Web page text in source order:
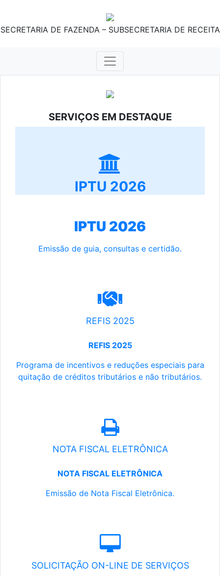
SECRETARIA DE FAZENDA – SUBSECRETARIA DE RECEITA
SERVIÇOS EM DESTAQUE
IPTU 2026
IPTU 2026
Emissão de guia, consultas e certidão.
REFIS 2025
REFIS 2025
Programa de incentivos e reduções especiais para
quitação de créditos tributários e não tributários.
NOTA FISCAL ELETRÔNICA
NOTA FISCAL ELETRÔNICA
Emissão de Nota Fiscal Eletrônica.
SOLICITAÇÃO ON-LINE DE SERVIÇOS